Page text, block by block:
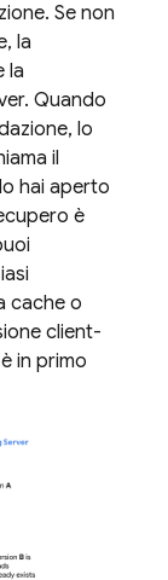
Se non
la
la
Quando
lo
il
hai aperto
è
cache o
client-
in primo